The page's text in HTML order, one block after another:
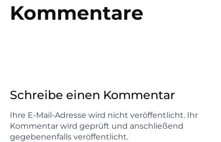
Kommentare
Schreibe einen Kommentar
Ihre E-Mail-Adresse wird nicht veröffentlicht. Ihr
Kommentar wird geprüft und anschließend
gegebenenfalls veröffentlicht.